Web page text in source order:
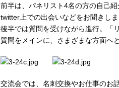
前半は、パネリスト4名の方の自己
twitter上での出会いなどをお聞きしま
後半では質問を受けながら進行。「
質問をメインに、さまざまな方面へ
交流会では、名刺交換やお仕事のお